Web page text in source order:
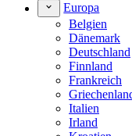
Europa
Belgien
Dänemark
Deutschland
Finnland
Frankreich
Italien
Irland